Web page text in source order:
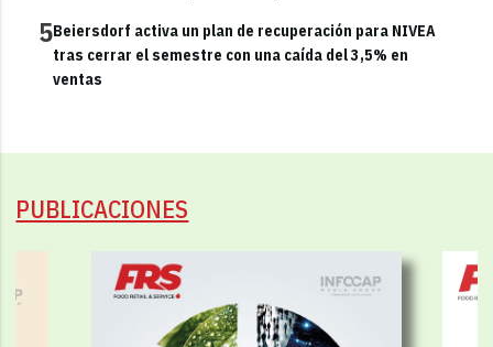
5Beiersdorf activa un plan de recuperación para NIVEA
tras cerrar el semestre con una caída del 3,5% en
ventas
PUBLICACIONES